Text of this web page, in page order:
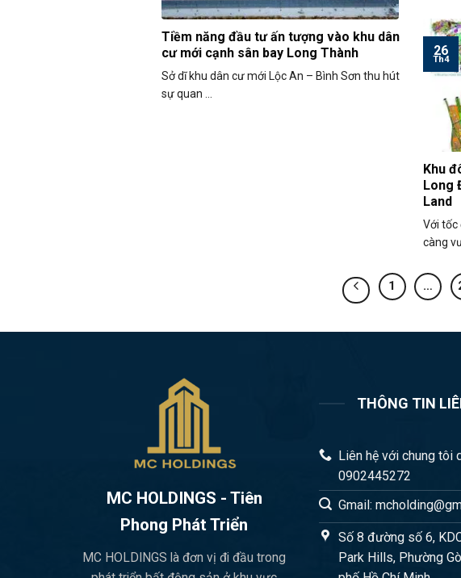
Tiềm năng đầu tư ấn tượng vào khu dân
cư mới cạnh sân bay Long Thành
Sở dĩ khu dân cư mới Lộc An – Bình Sơn thu hút
sự quan ...
Khu
Long
Land
Với tốc
càng
26
Th4
1 …
MC HOLDINGS - Tiên
Phong Phát Triển
MC HOLDINGS là đơn vị đi đầu trong
THÔNG TIN
Liên hệ với chung tôi
0902445272
Gmail:
Số 8 đường số 6,
Park Hills, Phường